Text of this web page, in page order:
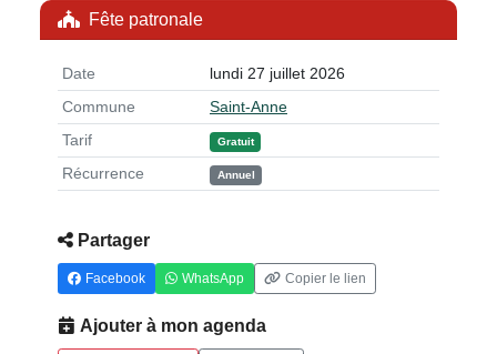
Fête patronale
Date
lundi 27 juillet 2026
Commune
Saint-Anne
Tarif
Gratuit
Récurrence Annuel
Partager
Facebook WhatsApp Copier le lien
Ajouter à mon agenda